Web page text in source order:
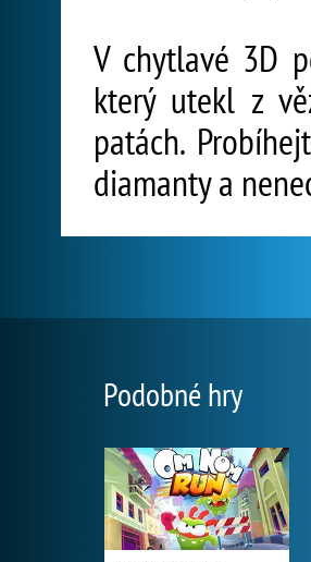
V chytlavé 3D
který utekl z
patách.
diamanty a
Podobné hry